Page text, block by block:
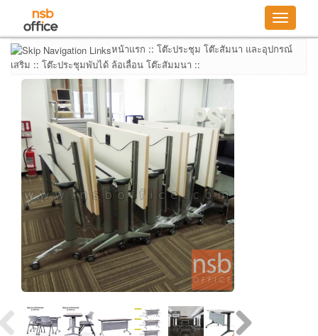
Toggle
หน้าแรก :: โต๊ะประชุม โต๊ะสัมนา และอุปกรณ์
เสริม :: โต๊ะประชุมพับได้ ล้อเลื่อน โต๊ะสัมมนา ::